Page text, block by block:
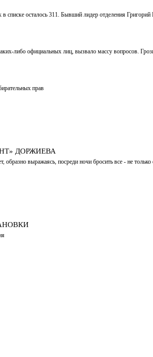
осталось 311. Бывший лидер отделения Григорий
либо официальных лиц, вызвало массу вопросов.
прав
ДОРЖИЕВА
выражаясь, посреди ночи бросить все - не